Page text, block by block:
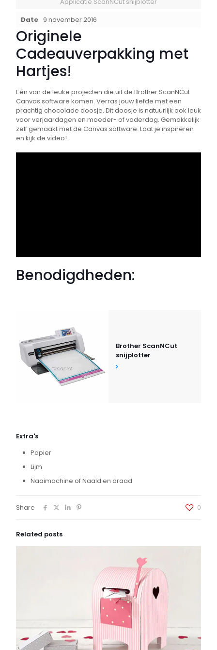
Date 9 november 2016
Originele
Cadeauverpakking met
Hartjes!
Eén van de leuke projecten die uit de Brother ScanNCut
Canvas software komen. Verras jouw liefde met een
prachtig chocolade doosje. Dit doosje is natuurlijk ook leuk
voor verjaardagen en moeder- of vaderdag. Gemakkelijk
zelf gemaakt met de Canvas software. Laat je inspireren
en kijk de video!
Benodigdheden:
Brother ScanNCut
snijplotter
Extra's
Papier
Lijm
Naaimachine of Naald en draad
Share 0
Related posts